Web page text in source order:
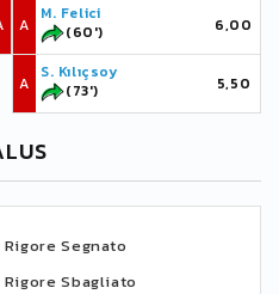
A
M. Felici
(60')
6,00
A
S. Kılıçsoy
(73')
5,50
Rigore Segnato
Rigore Sbagliato